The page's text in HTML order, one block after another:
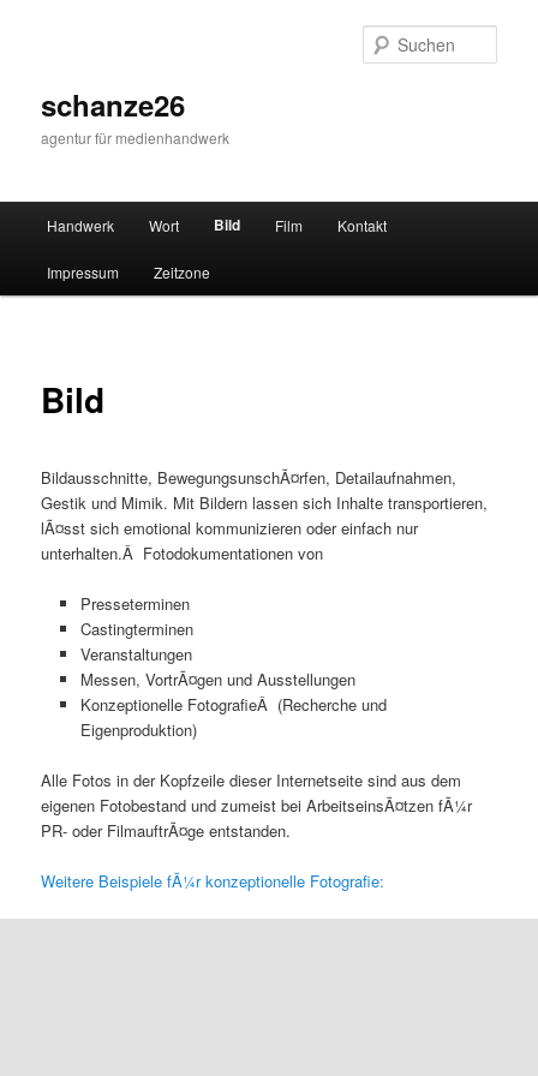
schanze26
agentur für medienhandwerk
Handwerk Wort Bild Film Kontakt
Impressum Zeitzone
Bild
Bildausschnitte, BewegungsunschÃ¤rfen, Detailaufnahmen,
Gestik und Mimik. Mit Bildern lassen sich Inhalte transportieren,
lÃ¤sst sich emotional kommunizieren oder einfach nur
unterhalten.Â Fotodokumentationen von
Presseterminen
Castingterminen
Veranstaltungen
Messen, VortrÃ¤gen und Ausstellungen
Konzeptionelle FotografieÂ (Recherche und
Eigenproduktion)
Alle Fotos in der Kopfzeile dieser Internetseite sind aus dem
eigenen Fotobestand und zumeist bei ArbeitseinsÃ¤tzen fÃ¼r
PR- oder FilmauftrÃ¤ge entstanden.
Weitere Beispiele fÃ¼r konzeptionelle Fotografie: